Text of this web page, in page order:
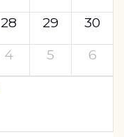
28 29
30
4 5 6